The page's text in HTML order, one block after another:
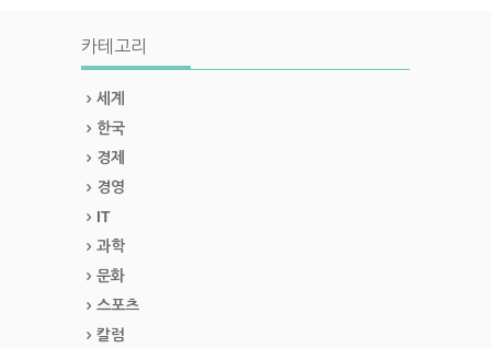
카테고리
세계
한국
경제
경영
IT
과학
문화
스포츠
칼럼